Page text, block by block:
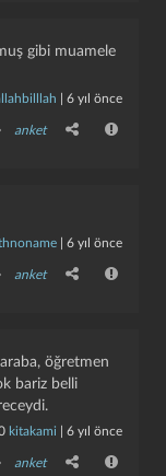
gibi muamele
6 yıl önce
anket
6 yıl önce
anket
öğretmen
bariz belli
kitakami 6 yıl önce
anket